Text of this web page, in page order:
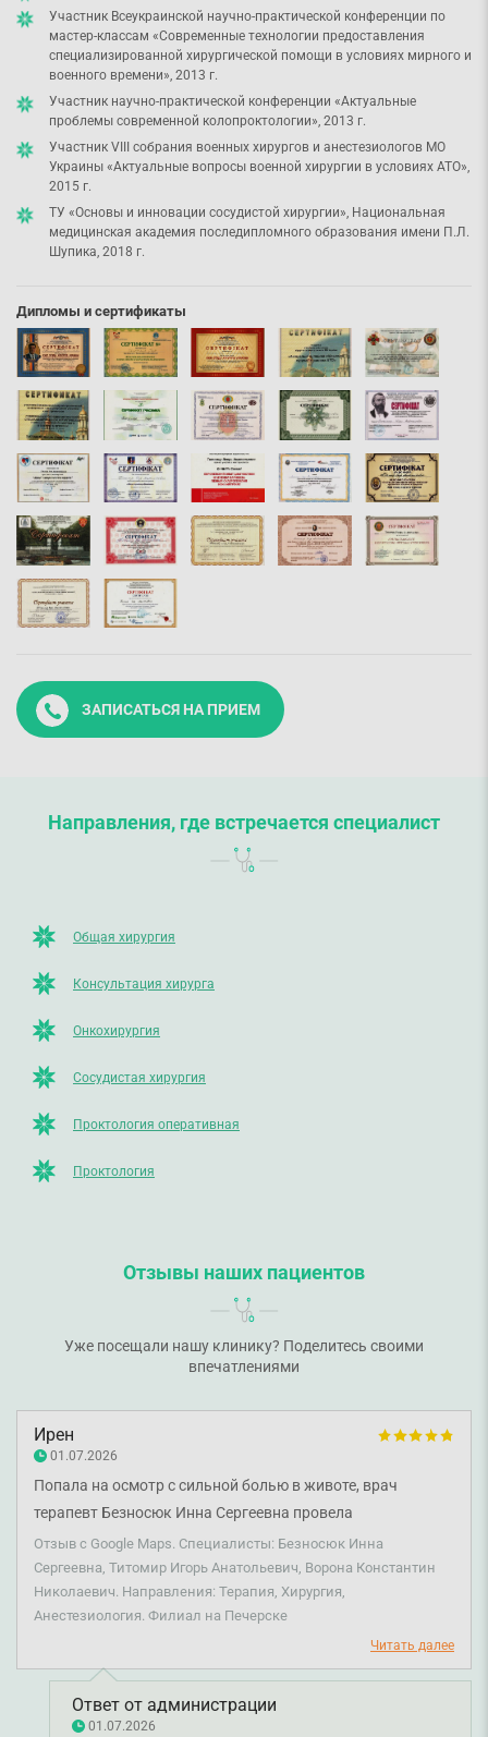
Участник Всеукраинской научно-практической конференции по
мастер-классам «Современные технологии предоставления
специализированной хирургической помощи в условиях мирного и
военного времени», 2013 г.
Участник научно-практической конференции «Актуальные
проблемы современной колопроктологии», 2013 г.
Участник VIII собрания военных хирургов и анестезиологов МО
Украины «Актуальные вопросы военной хирургии в условиях АТО»,
2015 г.
ТУ «Основы и инновации сосудистой хирургии», Национальная
медицинская академия последипломного образования имени П.Л.
Шупика, 2018 г.
Дипломы и сертификаты
ЗАПИСАТЬСЯ НА ПРИЕМ
Направления, где встречается специалист
Общая хирургия
Консультация хирурга
Онкохирургия
Сосудистая хирургия
Проктология оперативная
Проктология
Отзывы наших пациентов
Уже посещали нашу клинику? Поделитесь своими
впечатлениями
Ирен
01.07.2026
Попала на осмотр с сильной болью в животе, врач
терапевт Безносюк Инна Сергеевна провела
консультацию и сразу направила на УЗД с подозрением
на острый аппендицит, очень компетентно и вовремя,
дальше было решение немедленно отправиться к хирургу,
запись была к Титомиру Игорю Анатольевичу
вмешательство, был составлен план лечения и озвучена
последовательность действий. Большое спасибо за
своевременность, профессионализм и человечность по
отношению к пациенту, все обследования сделаны
Отзыв с Google Maps. Специалисты: Безносюк Инна
Сергеевна, Титомир Игорь Анатольевич, Ворона Константин
Николаевич. Направления: Терапия, Хирургия,
Анестезиология. Филиал на Печерске
Читать далее
Ответ от администрации
01.07.2026